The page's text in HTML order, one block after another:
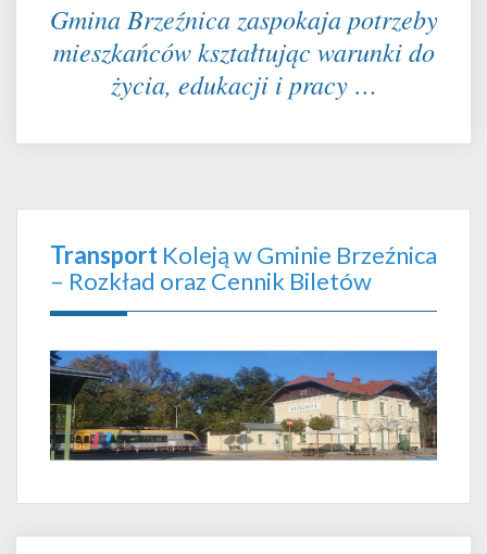
Gmina Brzeźnica zaspokaja potrzeby
mieszkańców kształtując warunki do
życia, edukacji i pracy …
Transport Koleją w Gminie Brzeźnica
– Rozkład oraz Cennik Biletów